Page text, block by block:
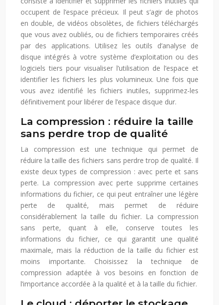
occupent de l’espace précieux. Il peut s’agir de photos
en double, de vidéos obsolètes, de fichiers téléchargés
que vous avez oubliés, ou de fichiers temporaires créés
par des applications. Utilisez les outils d’analyse de
disque intégrés à votre système d’exploitation ou des
logiciels tiers pour visualiser l’utilisation de l’espace et
identifier les fichiers les plus volumineux. Une fois que
vous avez identifié les fichiers inutiles, supprimez-les
définitivement pour libérer de l’espace disque dur.
La compression : réduire la taille
sans perdre trop de qualité
La compression est une technique qui permet de
réduire la taille des fichiers sans perdre trop de qualité. Il
existe deux types de compression : avec perte et sans
perte. La compression avec perte supprime certaines
informations du fichier, ce qui peut entraîner une légère
perte de qualité, mais permet de réduire
considérablement la taille du fichier. La compression
sans perte, quant à elle, conserve toutes les
informations du fichier, ce qui garantit une qualité
maximale, mais la réduction de la taille du fichier est
moins importante. Choisissez la technique de
compression adaptée à vos besoins en fonction de
l’importance accordée à la qualité et à la taille du fichier.